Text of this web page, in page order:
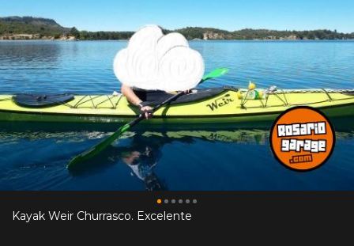
Kayak Weir Churrasco. Excelente